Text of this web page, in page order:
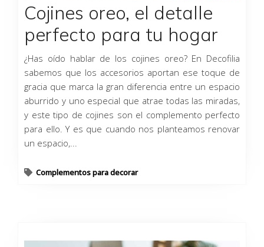
Cojines oreo, el detalle
perfecto para tu hogar
¿Has oído hablar de los cojines oreo? En Decofilia
sabemos que los accesorios aportan ese toque de
gracia que marca la gran diferencia entre un espacio
aburrido y uno especial que atrae todas las miradas,
y este tipo de cojines son el complemento perfecto
para ello. Y es que cuando nos planteamos renovar
un espacio,...
Complementos para decorar